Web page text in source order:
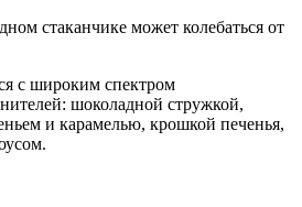
стаканчике может колебаться от
с широким спектром
шоколадной стружкой,
и карамелью, крошкой печенья,